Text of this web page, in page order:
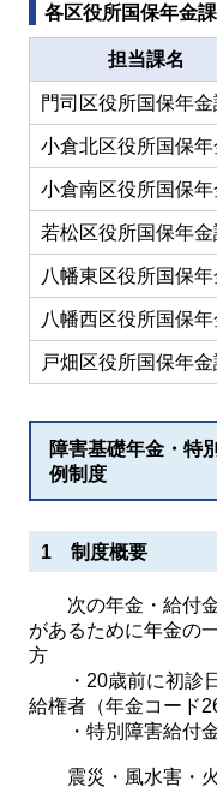
各区役所国保年金課
担当課名
門司区役所国保年金
小倉北区役所国保年
小倉南区役所国保年
若松区役所国保年金
八幡東区役所国保年
八幡西区役所国保年
戸畑区役所国保年金
障害基礎年金・特
例制度
1 制度概要
次の年金・給付金
があるために年金の
方
・20歳前に初診日
給権者（年金コード
・特別障害給付金
震災・風水害・火